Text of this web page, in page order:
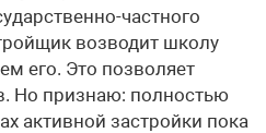
частного
возводит школу
его. Это позволяет
Но признаю: полностью
активной застройки пока